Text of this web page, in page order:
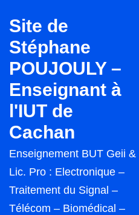
passer
au
contenu
principal
Site de
Stéphane
POUJOULY –
Enseignant à
l'IUT de
Cachan
Enseignement BUT Geii &
Lic. Pro : Electronique –
Traitement du Signal –
Télécom – Biomédical –